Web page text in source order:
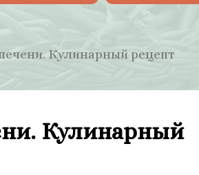
Кулинарный рецепт
Кулинарный